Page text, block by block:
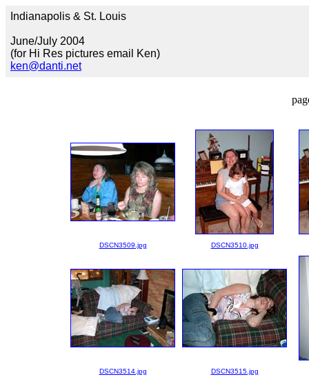
Indianapolis & St. Louis
June/July 2004
(for Hi Res pictures email Ken)
ken@danti.net
DSCN3509.jpg DSCN3510.jpg
DSCN3514.jpg DSCN3515.jpg